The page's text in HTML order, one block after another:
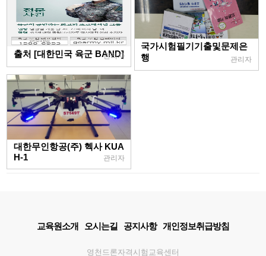
출처 [대한민국 육군 BAND]
관리자
국가시험필기기출및문제은
행
관리자
대한무인항공(주) 헥사 KUA
H-1
관리자
교육원소개 오시는길 공지사항 개인정보취급방침
영천드론자격시험교육센터